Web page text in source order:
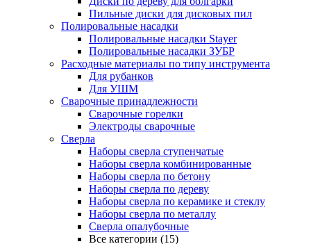
Пильные диски для дисковых пил
Полировальные насадки
Полировальные насадки Stayer
Полировальные насадки ЗУБР
Расходные материалы по типу инструмента
Для рубанков
Для УШМ
Сварочные принадлежности
Сварочные горелки
Электроды сварочные
Сверла
Наборы cверла ступенчатые
Наборы сверла комбинированные
Наборы сверла по бетону
Наборы сверла по дереву
Наборы сверла по керамике и стеклу
Наборы сверла по металлу
Сверла опалубочные
Все категории (15)